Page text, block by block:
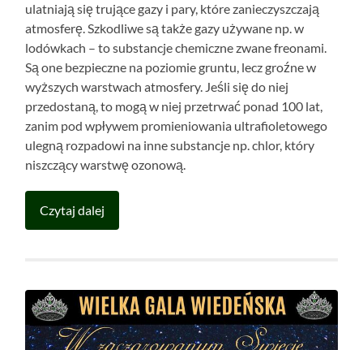
ulatniają się trujące gazy i pary, które zanieczyszczają
atmosferę. Szkodliwe są także gazy używane np. w
lodówkach – to substancje chemiczne zwane freonami.
Są one bezpieczne na poziomie gruntu, lecz groźne w
wyższych warstwach atmosfery. Jeśli się do niej
przedostaną, to mogą w niej przetrwać ponad 100 lat,
zanim pod wpływem promieniowania ultrafioletowego
ulegną rozpadowi na inne substancje np. chlor, który
niszczący warstwę ozonową.
Czytaj dalej